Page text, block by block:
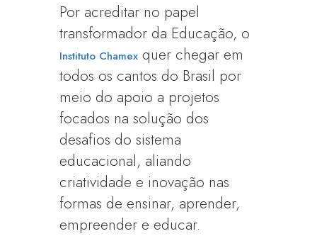
Por acreditar no papel
transformador da Educação, o
Instituto Chamex quer chegar em
todos os cantos do Brasil por
meio do apoio a projetos
focados na solução dos
desafios do sistema
educacional, aliando
criatividade e inovação nas
formas de ensinar, aprender,
empreender e educar.